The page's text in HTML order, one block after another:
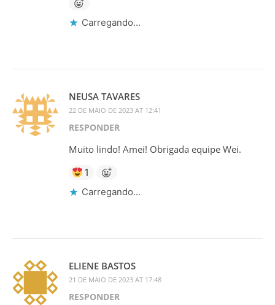
Carregando...
NEUSA TAVARES
22 DE MAIO DE 2023 AT 12:41
RESPONDER
Muito lindo! Amei! Obrigada equipe Wei.
1
Carregando...
ELIENE BASTOS
21 DE MAIO DE 2023 AT 17:48
RESPONDER